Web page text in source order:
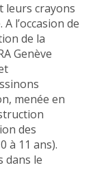
leurs crayons
l’occasion de
de la
Genève
menée en
des
à 11 ans).
dans le